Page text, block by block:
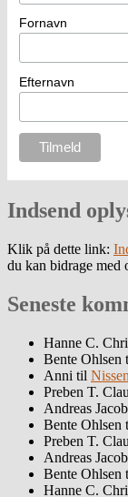
Fornavn
Efternavn
Indsend
Klik på dette link:
du kan bidrage med
Seneste
Hanne C.
Bente Ohlsen
Anni til
Preben T.
Andreas
Bente Ohlsen
Preben T.
Andreas
Bente Ohlsen
Hanne C.